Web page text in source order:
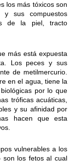
los más tóxicos son
y sus compuestos
de la piel, tracto
más está expuesta
Los peces y sus
de metilmercurio.
en el agua, tiene la
por lo que
tróficas acuáticas,
y su afinidad por
hacen que esta
vulnerables a los
son los fetos al cual